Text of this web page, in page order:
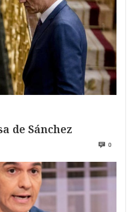
de Sánchez
0